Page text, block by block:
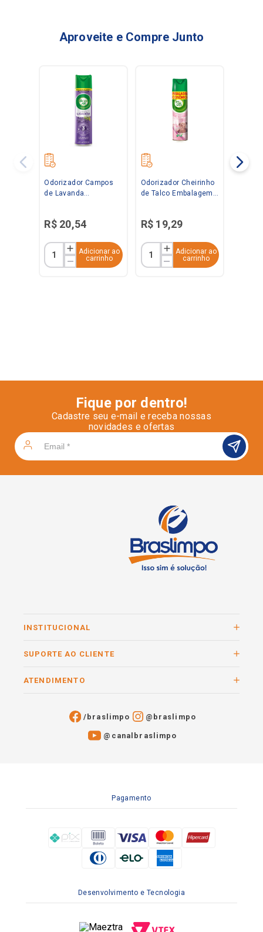
Aproveite e Compre Junto
Odorizador Campos
de Lavanda
Bom Ar
R$ 20,54
Adicionar ao
carrinho
Odorizador Cheirinho
de Talco Embalagem
R$ 19,29
Adicionar ao
carrinho
Fique por dentro!
Cadastre seu e-mail e receba nossas
novidades e ofertas
INSTITUCIONAL
SUPORTE AO CLIENTE
ATENDIMENTO
/braslimpo @braslimpo
@canalbraslimpo​
Pagamento
Desenvolvimento e Tecnologia